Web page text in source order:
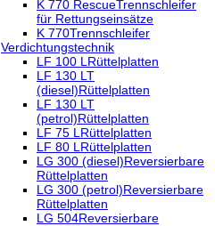
K 770 RescueTrennschleifer
für Rettungseinsätze
K 770Trennschleifer
Verdichtungstechnik
LF 100 LRüttelplatten
LF 130 LT
(diesel)Rüttelplatten
LF 130 LT
(petrol)Rüttelplatten
LF 75 LRüttelplatten
LF 80 LRüttelplatten
LG 300 (diesel)Reversierbare
Rüttelplatten
LG 300 (petrol)Reversierbare
Rüttelplatten
LG 504Reversierbare